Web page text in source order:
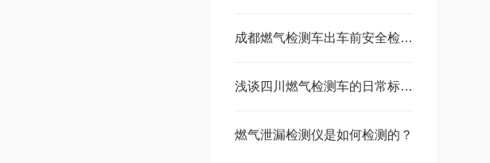
成都燃气检测车出车前安全检查：气瓶管线泄漏排查与部件紧固操作要点
浅谈四川燃气检测车的日常标定与质量控制体系
燃气泄漏检测仪是如何检测的？